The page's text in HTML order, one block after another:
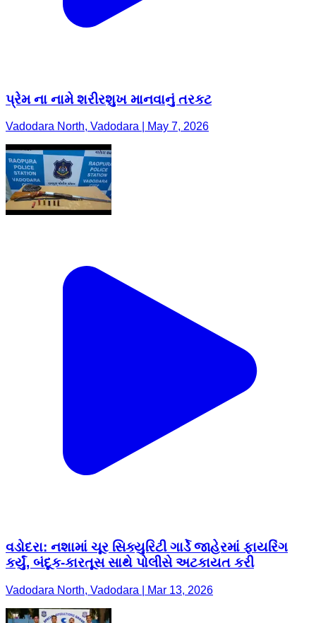
પ્રેમ ના નામે શરીરશુખ માનવાનું તરકટ
Vadodara North, Vadodara | May 7, 2026
વડોદરા: નશામાં ચૂર સિક્યુરિટી ગાર્ડે જાહેરમાં ફાયરિંગ
કર્યું, બંદૂક-કારતૂસ સાથે પોલીસે અટકાયત કરી
Vadodara North, Vadodara | Mar 13, 2026